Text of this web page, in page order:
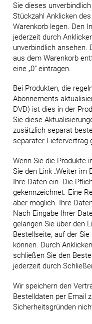
Sie dieses
Stückzahl Anklicken
Warenkorb legen. Den
jederzeit durch
unverbindlich ansehen.
aus dem Warenkorb
eine „0“ eintragen.
Bei Produkten, die
Abonnements
DVD) ist dies in der
Sie diese
zusätzlich separat
separater Liefervertrag
Wenn Sie die Produkte
Sie den Link „Weiter im
Ihre Daten ein. Die
gekennzeichnet. Eine
aber möglich. Ihre
Nach Eingabe Ihrer
gelangen Sie über den
Bestellseite, auf der
können. Durch
schließen Sie den
jederzeit durch
Wir speichern den
Bestelldaten per Email
Sicherheitsgründen